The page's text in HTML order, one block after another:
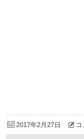
2017年2月27日 コ